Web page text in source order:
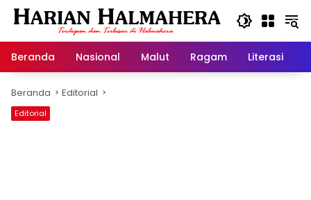
Langsung
Beranda
Nasional Malut Ragam Literasi
Beranda Editorial
Editorial